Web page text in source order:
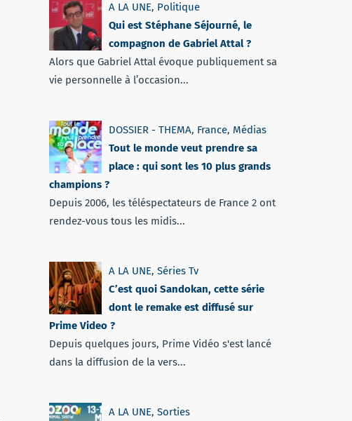
A LA UNE, Politique
Qui est Stéphane Séjourné, le
compagnon de Gabriel Attal ?
Alors que Gabriel Attal évoque publiquement sa
vie personnelle à l’occasion...
DOSSIER - THEMA, France, Médias
Tout le monde veut prendre sa
place : qui sont les 10 plus grands
champions ?
Depuis 2006, les téléspectateurs de France 2 ont
rendez-vous tous les midis...
A LA UNE, Séries Tv
C’est quoi Sandokan, cette série
dont le remake est diffusé sur
Prime Video ?
Depuis quelques jours, Prime Vidéo s'est lancé
dans la diffusion de la vers...
A LA UNE, Sorties